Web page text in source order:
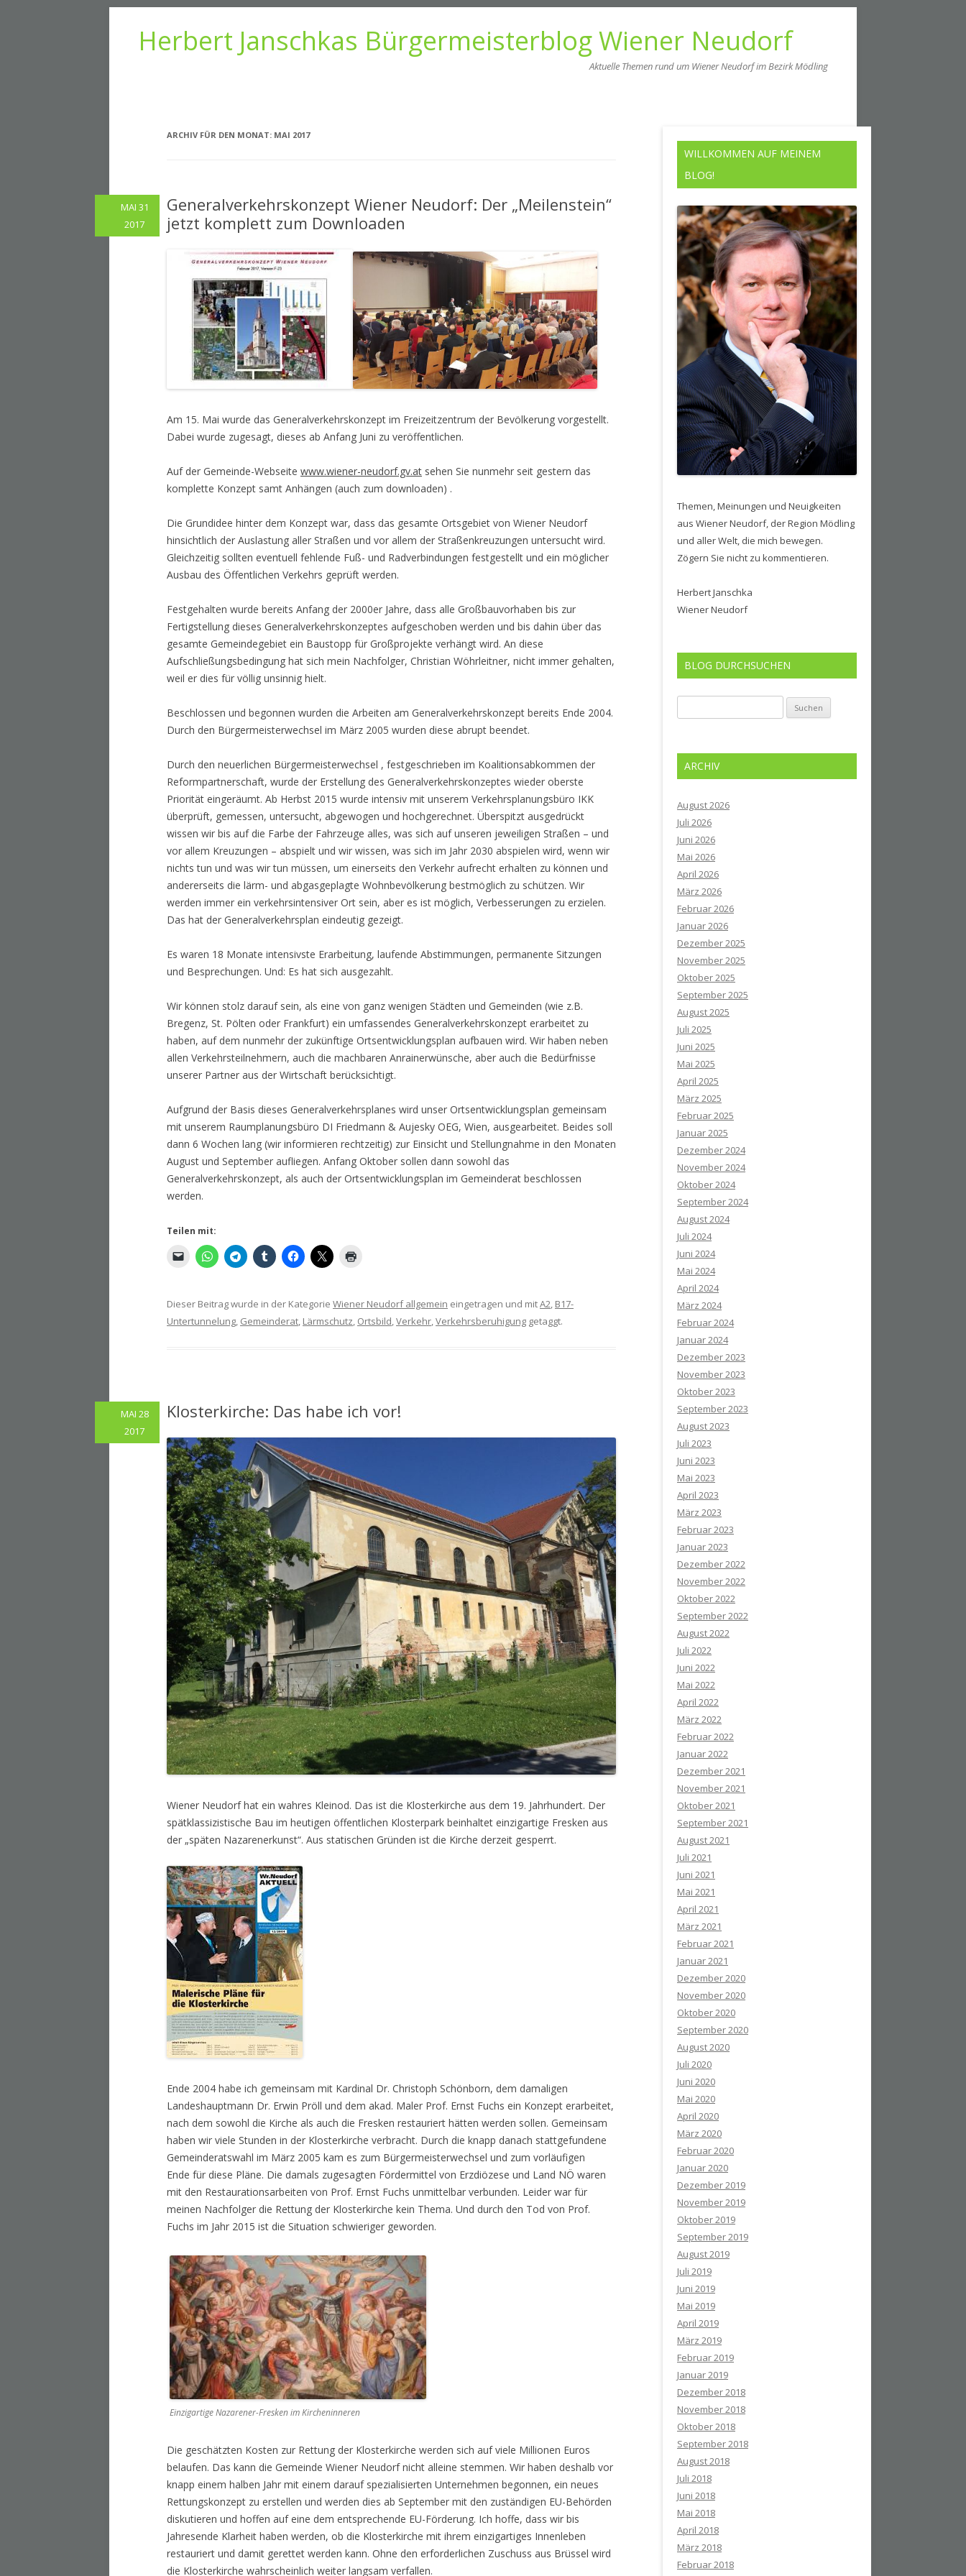
Herbert Janschkas Bürgermeisterblog Wiener Neudorf
Aktuelle Themen rund um Wiener Neudorf im Bezirk Mödling
ARCHIV FÜR DEN MONAT: MAI 2017
Generalverkehrskonzept Wiener Neudorf: Der „Meilenstein“
jetzt komplett zum Downloaden
Am 15. Mai wurde das Generalverkehrskonzept im Freizeitzentrum der Bevölkerung vorgestellt.
Dabei wurde zugesagt, dieses ab Anfang Juni zu veröffentlichen.
Auf der Gemeinde-Webseite www.wiener-neudorf.gv.at sehen Sie nunmehr seit gestern das
komplette Konzept samt Anhängen (auch zum downloaden) .
Die Grundidee hinter dem Konzept war, dass das gesamte Ortsgebiet von Wiener Neudorf
hinsichtlich der Auslastung aller Straßen und vor allem der Straßenkreuzungen untersucht wird.
Gleichzeitig sollten eventuell fehlende Fuß- und Radverbindungen festgestellt und ein möglicher
Ausbau des Öffentlichen Verkehrs geprüft werden.
Festgehalten wurde bereits Anfang der 2000er Jahre, dass alle Großbauvorhaben bis zur
Fertigstellung dieses Generalverkehrskonzeptes aufgeschoben werden und bis dahin über das
gesamte Gemeindegebiet ein Baustopp für Großprojekte verhängt wird. An diese
Aufschließungsbedingung hat sich mein Nachfolger, Christian Wöhrleitner, nicht immer gehalten,
weil er dies für völlig unsinnig hielt.
Beschlossen und begonnen wurden die Arbeiten am Generalverkehrskonzept bereits Ende 2004.
Durch den Bürgermeisterwechsel im März 2005 wurden diese abrupt beendet.
Durch den neuerlichen Bürgermeisterwechsel , festgeschrieben im Koalitionsabkommen der
Reformpartnerschaft, wurde der Erstellung des Generalverkehrskonzeptes wieder oberste
Priorität eingeräumt. Ab Herbst 2015 wurde intensiv mit unserem Verkehrsplanungsbüro IKK
überprüft, gemessen, untersucht, abgewogen und hochgerechnet. Überspitzt ausgedrückt
wissen wir bis auf die Farbe der Fahrzeuge alles, was sich auf unseren jeweiligen Straßen – und
vor allem Kreuzungen – abspielt und wir wissen, was sich im Jahr 2030 abspielen wird, wenn wir
nichts tun und was wir tun müssen, um einerseits den Verkehr aufrecht erhalten zu können und
andererseits die lärm- und abgasgeplagte Wohnbevölkerung bestmöglich zu schützen. Wir
werden immer ein verkehrsintensiver Ort sein, aber es ist möglich, Verbesserungen zu erzielen.
Das hat der Generalverkehrsplan eindeutig gezeigt.
Es waren 18 Monate intensivste Erarbeitung, laufende Abstimmungen, permanente Sitzungen
und Besprechungen. Und: Es hat sich ausgezahlt.
Wir können stolz darauf sein, als eine von ganz wenigen Städten und Gemeinden (wie z.B.
Bregenz, St. Pölten oder Frankfurt) ein umfassendes Generalverkehrskonzept erarbeitet zu
haben, auf dem nunmehr der zukünftige Ortsentwicklungsplan aufbauen wird. Wir haben neben
allen Verkehrsteilnehmern, auch die machbaren Anrainerwünsche, aber auch die Bedürfnisse
unserer Partner aus der Wirtschaft berücksichtigt.
Aufgrund der Basis dieses Generalverkehrsplanes wird unser Ortsentwicklungsplan gemeinsam
mit unserem Raumplanungsbüro DI Friedmann & Aujesky OEG, Wien, ausgearbeitet. Beides soll
dann 6 Wochen lang (wir informieren rechtzeitig) zur Einsicht und Stellungnahme in den Monaten
August und September aufliegen. Anfang Oktober sollen dann sowohl das
Generalverkehrskonzept, als auch der Ortsentwicklungsplan im Gemeinderat beschlossen
werden.
Teilen mit:
Dieser Beitrag wurde in der Kategorie Wiener Neudorf allgemein eingetragen und mitA2, B17-
Untertunnelung, Gemeinderat, Lärmschutz, Ortsbild,Verkehr,Verkehrsberuhigung getaggt.
MAI 31
2017
Klosterkirche: Das habe ich vor!
Wiener Neudorf hat ein wahres Kleinod. Das ist die Klosterkirche aus dem 19. Jahrhundert. Der
spätklassizistische Bau im heutigen öffentlichen Klosterpark beinhaltet einzigartige Fresken aus
der „späten Nazarenerkunst“. Aus statischen Gründen ist die Kirche derzeit gesperrt.
Ende 2004 habe ich gemeinsam mit Kardinal Dr. Christoph Schönborn, dem damaligen
Landeshauptmann Dr. Erwin Pröll und dem akad. Maler Prof. Ernst Fuchs ein Konzept erarbeitet,
nach dem sowohl die Kirche als auch die Fresken restauriert hätten werden sollen. Gemeinsam
haben wir viele Stunden in der Klosterkirche verbracht. Durch die knapp danach stattgefundene
Gemeinderatswahl im März 2005 kam es zum Bürgermeisterwechsel und zum vorläufigen
Ende für diese Pläne. Die damals zugesagten Fördermittel von Erzdiözese und Land NÖ waren
mit den Restaurationsarbeiten von Prof. Ernst Fuchs unmittelbar verbunden. Leider war für
meinen Nachfolger die Rettung der Klosterkirche kein Thema. Und durch den Tod von Prof.
Fuchs im Jahr 2015 ist die Situation schwieriger geworden.
Einzigartige Nazarener-Fresken im Kircheninneren
Die geschätzten Kosten zur Rettung der Klosterkirche werden sich auf viele Millionen Euros
belaufen. Das kann die Gemeinde Wiener Neudorf nicht alleine stemmen. Wir haben deshalb vor
knapp einem halben Jahr mit einem darauf spezialisierten Unternehmen begonnen, ein neues
Rettungskonzept zu erstellen und werden dies ab September mit den zuständigen EU-Behörden
diskutieren und hoffen auf eine dem entsprechende EU-Förderung. Ich hoffe, dass wir bis
Jahresende Klarheit haben werden, ob die Klosterkirche mit ihrem einzigartiges Innenleben
restauriert und damit gerettet werden kann. Ohne den erforderlichen Zuschuss aus Brüssel wird
die Klosterkirche wahrscheinlich weiter langsam verfallen.
MAI 28
2017
WILLKOMMEN AUF MEINEM
BLOG!
Themen, Meinungen und Neuigkeiten
aus Wiener Neudorf, der Region Mödling
und aller Welt, die mich bewegen.
Zögern Sie nicht zu kommentieren.
Herbert Janschka
Wiener Neudorf
BLOG DURCHSUCHEN
nach:
ARCHIV
August 2026
Juli 2026
Juni 2026
Mai 2026
April 2026
März 2026
Februar 2026
Januar 2026
Dezember 2025
November 2025
Oktober 2025
September 2025
August 2025
Juli 2025
Juni 2025
Mai 2025
April 2025
März 2025
Februar 2025
Januar 2025
Dezember 2024
November 2024
Oktober 2024
September 2024
August 2024
Juli 2024
Juni 2024
Mai 2024
April 2024
März 2024
Februar 2024
Januar 2024
Dezember 2023
November 2023
Oktober 2023
September 2023
August 2023
Juli 2023
Juni 2023
Mai 2023
April 2023
März 2023
Februar 2023
Januar 2023
Dezember 2022
November 2022
Oktober 2022
September 2022
August 2022
Juli 2022
Juni 2022
Mai 2022
April 2022
März 2022
Februar 2022
Januar 2022
Dezember 2021
November 2021
Oktober 2021
September 2021
August 2021
Juli 2021
Juni 2021
Mai 2021
April 2021
März 2021
Februar 2021
Januar 2021
Dezember 2020
November 2020
Oktober 2020
September 2020
August 2020
Juli 2020
Juni 2020
Mai 2020
April 2020
März 2020
Februar 2020
Januar 2020
Dezember 2019
November 2019
Oktober 2019
September 2019
August 2019
Juli 2019
Juni 2019
Mai 2019
April 2019
März 2019
Februar 2019
Januar 2019
Dezember 2018
November 2018
Oktober 2018
September 2018
August 2018
Juli 2018
Juni 2018
Mai 2018
April 2018
März 2018
Februar 2018